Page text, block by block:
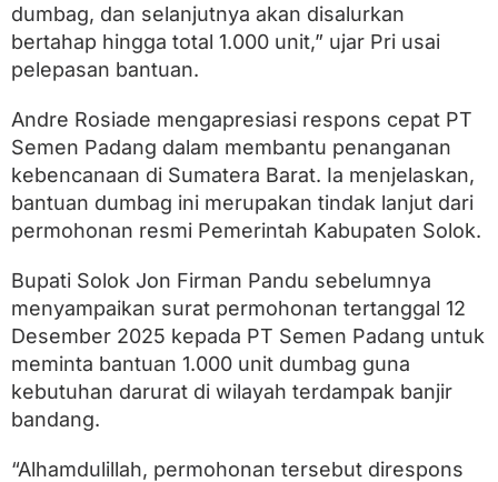
u
m
b
a
e
S
o
l
o
k
dumbag, dan selanjutnya akan disalurkan
bertahap hingga total 1.000 unit,” ujar Pri usai
pelepasan bantuan.
Andre Rosiade mengapresiasi respons cepat PT
Semen Padang dalam membantu penanganan
kebencanaan di Sumatera Barat. Ia menjelaskan,
bantuan dumbag ini merupakan tindak lanjut dari
permohonan resmi Pemerintah Kabupaten Solok.
Bupati Solok Jon Firman Pandu sebelumnya
menyampaikan surat permohonan tertanggal 12
Desember 2025 kepada PT Semen Padang untuk
meminta bantuan 1.000 unit dumbag guna
kebutuhan darurat di wilayah terdampak banjir
bandang.
“Alhamdulillah, permohonan tersebut direspons